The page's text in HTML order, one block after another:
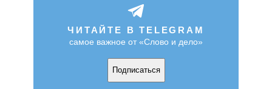
ЧИТАЙТЕ В TELEGRAM
самое важное от «Слово и дело»
Подписаться